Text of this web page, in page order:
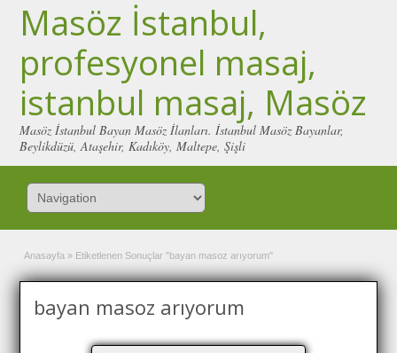
Masöz İstanbul,
profesyonel masaj,
istanbul masaj, Masöz
Masöz İstanbul Bayan Masöz İlanları. İstanbul Masöz Bayanlar,
Beylikdüzü, Ataşehir, Kadıköy, Maltepe, Şişli
Anasayfa » Etiketlenen Sonuçlar "bayan masoz arıyorum"
bayan masoz arıyorum